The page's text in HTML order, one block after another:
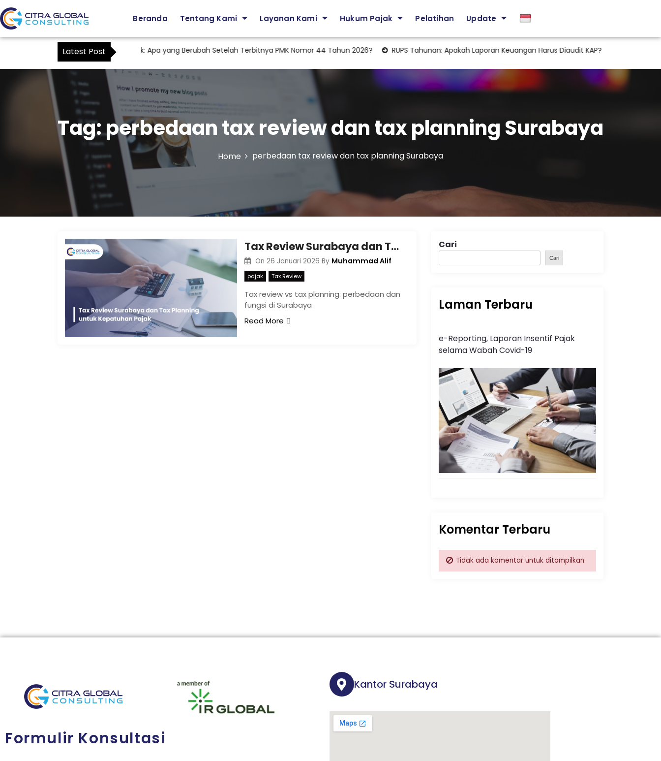
Beranda Tentang Kami Layanan Kami Hukum Pajak Pelatihan Update
Latest Post
Staf Tax sebagai Kuasa Wajib Pajak: Apa yang Berubah Setelah Terbitnya PMK Nomor 44 Tahun 2026? RUPS Tahunan: Apakah Laporan Keuangan Harus Diaudit KAP?
Tag:perbedaan tax review dan tax planning Surabaya
Home perbedaan tax review dan tax planning Surabaya
Tax Review Surabaya dan Tax Planning untuk Kepatuhan Pajak
On 26 Januari 2026 By Muhammad Alif
pajak Tax Review
Tax review vs tax planning: perbedaan dan
fungsi di Surabaya
Read More
Cari
Cari
Laman Terbaru
e-Reporting, Laporan Insentif Pajak
selama Wabah Covid-19
Komentar Terbaru
Tidak ada komentar untuk ditampilkan.
Formulir Konsultasi
Kantor Surabaya